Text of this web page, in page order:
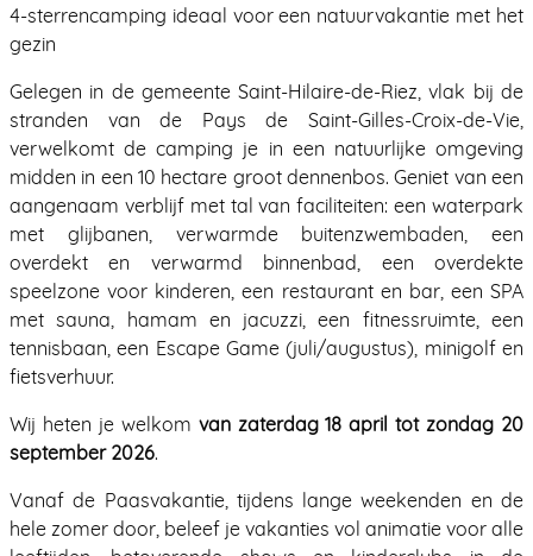
4-sterrencamping ideaal voor een natuurvakantie met het
gezin
Gelegen in de gemeente Saint-Hilaire-de-Riez, vlak bij de
stranden van de Pays de Saint-Gilles-Croix-de-Vie,
verwelkomt de camping je in een natuurlijke omgeving
midden in een 10 hectare groot dennenbos. Geniet van een
aangenaam verblijf met tal van faciliteiten: een waterpark
met glijbanen, verwarmde buitenzwembaden, een
overdekt en verwarmd binnenbad, een overdekte
speelzone voor kinderen, een restaurant en bar, een SPA
met sauna, hamam en jacuzzi, een fitnessruimte, een
tennisbaan, een Escape Game (juli/augustus), minigolf en
fietsverhuur.
Wij heten je welkom van zaterdag 18 april tot zondag 20
september 2026.
Vanaf de Paasvakantie, tijdens lange weekenden en de
hele zomer door, beleef je vakanties vol animatie voor alle